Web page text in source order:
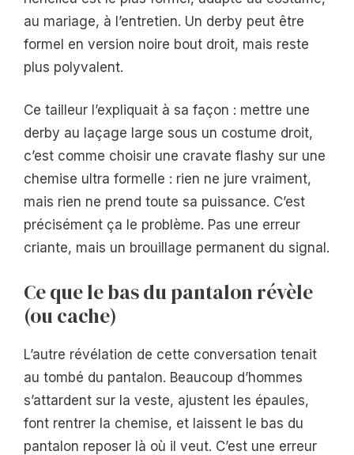
au mariage, à l’entretien. Un derby peut être
formel en version noire bout droit, mais reste
plus polyvalent.
Ce tailleur l’expliquait à sa façon : mettre une
derby au laçage large sous un costume droit,
c’est comme choisir une cravate flashy sur une
chemise ultra formelle : rien ne jure vraiment,
mais rien ne prend toute sa puissance. C’est
précisément ça le problème. Pas une erreur
criante, mais un brouillage permanent du signal.
Ce que le bas du pantalon révèle
(ou cache)
L’autre révélation de cette conversation tenait
au tombé du pantalon. Beaucoup d’hommes
s’attardent sur la veste, ajustent les épaules,
font rentrer la chemise, et laissent le bas du
pantalon reposer là où il veut. C’est une erreur